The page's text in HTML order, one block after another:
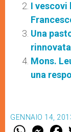
I vescovi
Una
Mons.
una
GENNAIO 14,
W M F